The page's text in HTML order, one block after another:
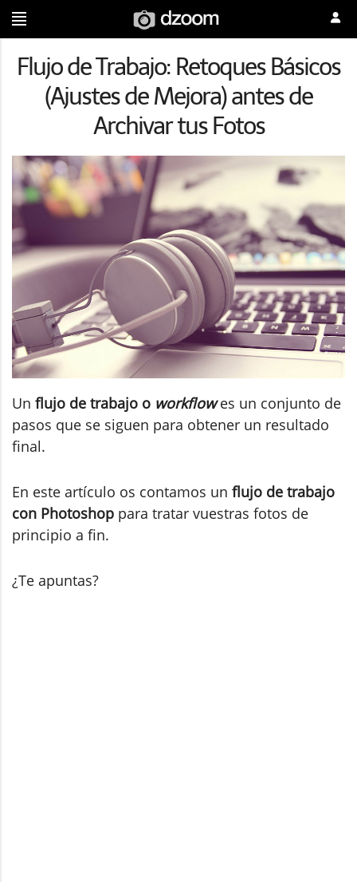
Flujo de Trabajo: Retoques Básicos
(Ajustes de Mejora) antes de
Archivar tus Fotos
Un flujo de trabajo o workflowes un conjunto de
pasos que se siguen para obtener un resultado
final.
En este artículo os contamos un flujo de trabajo
con Photoshop para tratar vuestras fotos de
principio a fin.
¿Te apuntas?